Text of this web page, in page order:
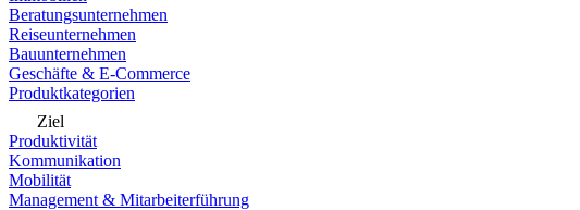
Beratungsunternehmen
Reiseunternehmen
Bauunternehmen
Geschäfte & E-Commerce
Produktkategorien
Ziel
Produktivität
Kommunikation
Mobilität
Management & Mitarbeiterführung